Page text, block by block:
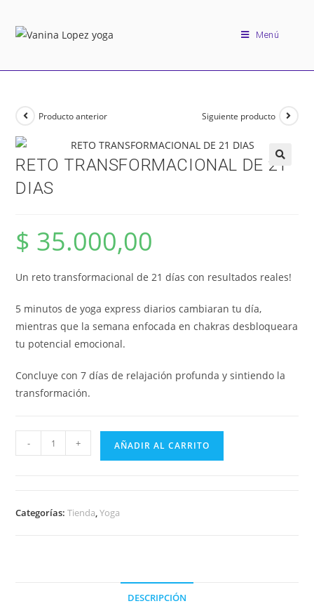
Menú
Producto anterior Siguiente producto
🔍
RETO TRANSFORMACIONAL DE 21
DIAS
$ 35.000,00
Un reto transformacional de 21 días con resultados reales!
5 minutos de yoga express diarios cambiaran tu día,
mientras que la semana enfocada en chakras desbloqueara
tu potencial emocional.
Concluye con 7 días de relajación profunda y sintiendo la
transformación.
- + AÑADIR AL CARRITO
Categorías:Tienda,Yoga
DESCRIPCIÓN